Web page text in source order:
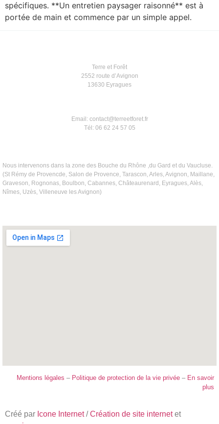
spécifiques. **Un entretien paysager raisonné** est à
portée de main et commence par un simple appel.
Terre et Forêt
2552 route d’Avignon
13630 Eyragues
Email: contact@terreetforet.fr
Tél: 06 62 24 57 05
Nous intervenons dans la zone des Bouche du Rhône ,du Gard et du Vaucluse.
(St Rémy de Provencde, Salon de Provence, Tarascon, Arles, Avignon, Maillane,
Graveson, Rognonas, Boulbon, Cabannes, Châteaurenard, Eyragues, Alès,
Nîmes, Uzès, Villeneuve les Avignon)
Mentions légales – Politique de protection de la vie privée – En savoir
plus
Créé par Icone Internet/Création de site internetet